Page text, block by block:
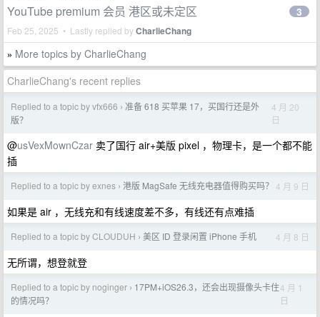
YouTube premium 会员 港区或未定区
Feb 25, 2025 • Lastly replied byCharlieChang
3
» More topics by CharlieChang
CharlieChang's recent replies
Replied to a topic by vfx666 › 准备 618 买苹果 17，买国行还是外
版？
4 月 20
日
@usVexMownCzar 卖了国行 air+美版 pixel ，物理卡，是一个都不能
插
Replied to a topic by exnes › 港版 MagSafe 无线充电器值得购买吗？ 4 月 9 日
如果是 air ，无线充和有线速度差不多，有线还有点难插
Replied to a topic by CLOUDUH › 美区 ID 登录闲置 iPhone 手机 4 月 8 日
无所谓，想登就登
Replied to a topic by noginger › 17PM+iOS26.3，还会出现摄像头卡住
的情况吗？
4 月 1
日